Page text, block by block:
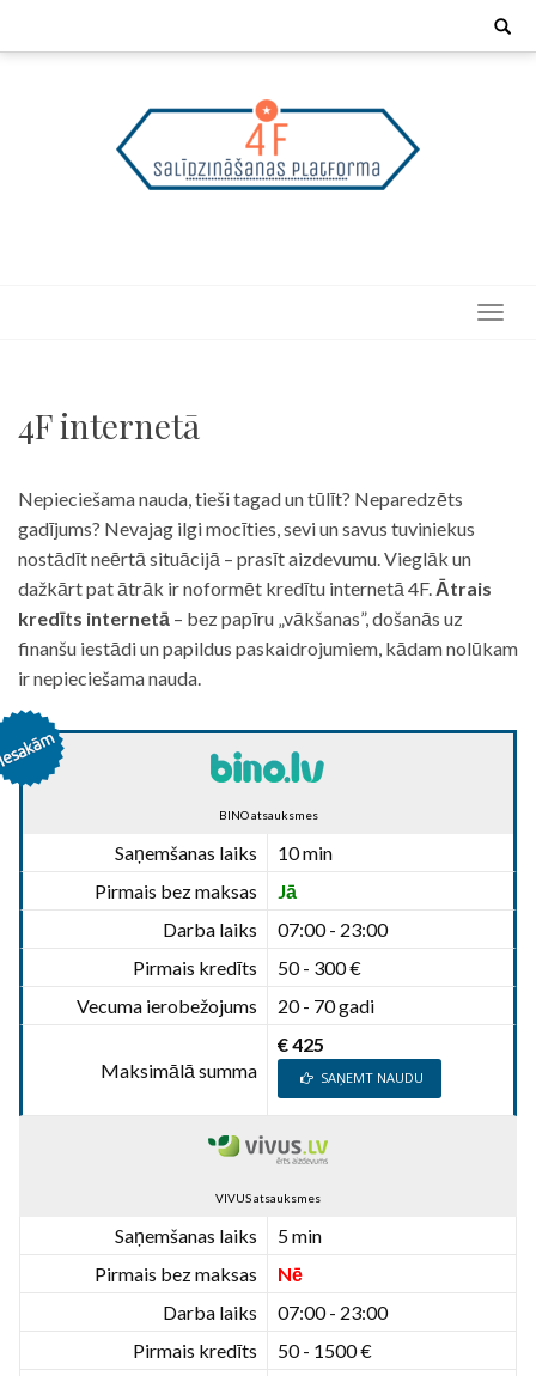
Search
4F internetā
Nepieciešama nauda, tieši tagad un tūlīt? Neparedzēts
gadījums? Nevajag ilgi mocīties, sevi un savus tuviniekus
nostādīt neērtā situācijā – prasīt aizdevumu. Vieglāk un
dažkārt pat ātrāk ir noformēt kredītu internetā 4F. Ātrais
kredīts internetā – bez papīru „vākšanas”, došanās uz
finanšu iestādi un papildus paskaidrojumiem, kādam nolūkam
ir nepieciešama nauda.
BINO atsauksmes
Saņemšanas laiks
10 min
Pirmais bez maksas
Jā
Darba laiks
07:00 - 23:00
Pirmais kredīts
50 - 300 €
Vecuma ierobežojums
20 - 70 gadi
Maksimālā summa
€ 425
SAŅEMT NAUDU
VIVUS atsauksmes
Saņemšanas laiks
5 min
Pirmais bez maksas
Nē
Darba laiks
07:00 - 23:00
Pirmais kredīts
50 - 1500 €